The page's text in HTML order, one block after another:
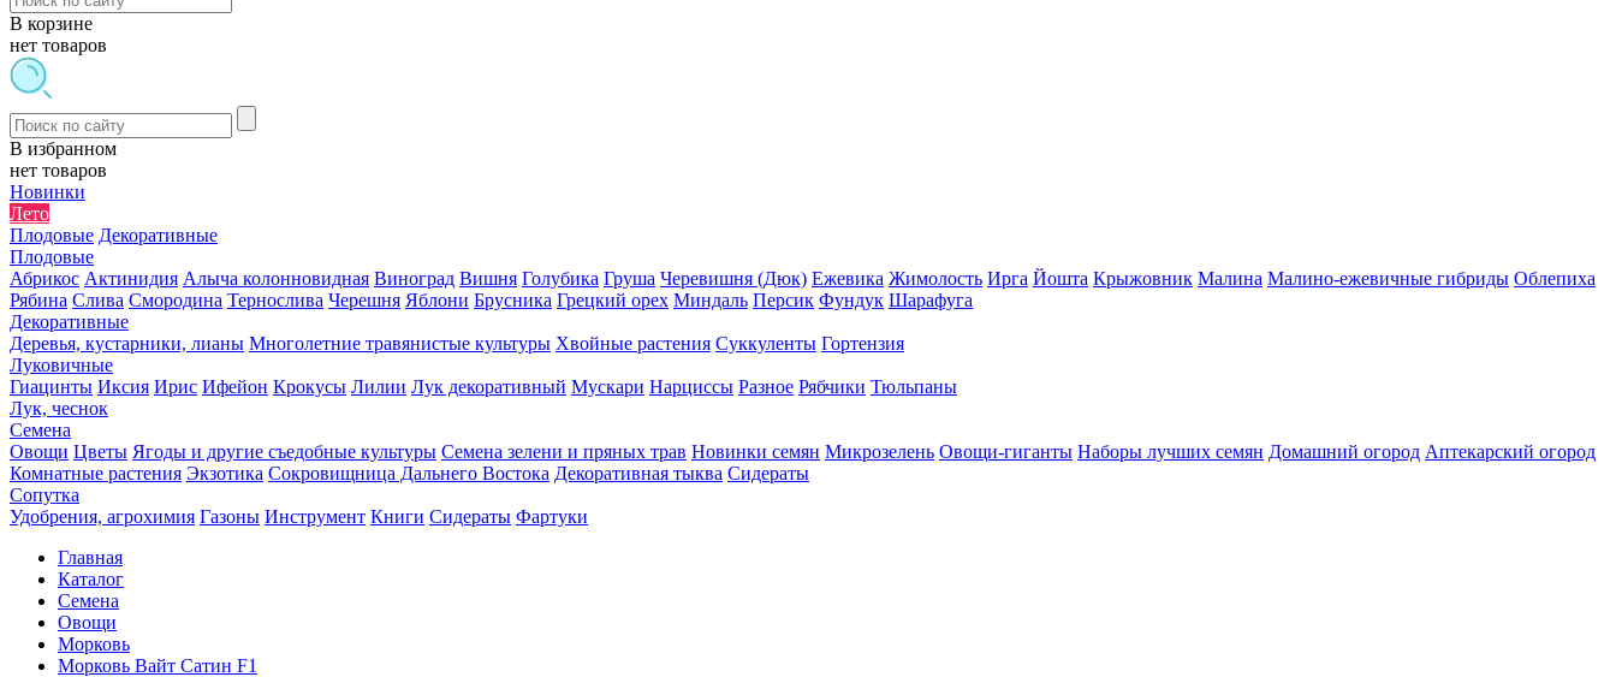
В корзине
нет товаров
В избранном
нет товаров
Новинки
Лето
Плодовые Декоративные
Плодовые
Абрикос Актинидия Алыча колонновидная Виноград Вишня Голубика Груша Черевишня (Дюк) Ежевика Жимолость Ирга Йошта Крыжовник Малина Малино-ежевичные гибриды Облепиха
Рябина Слива Смородина Тернослива Черешня Яблони Брусника Грецкий орех Миндаль Персик Фундук Шарафуга
Декоративные
Деревья, кустарники, лианы Многолетние травянистые культуры Хвойные растения Суккуленты Гортензия
Луковичные
Гиацинты Иксия Ирис Ифейон Крокусы Лилии Лук декоративный Мускари Нарциссы Разное Рябчики Тюльпаны
Лук, чеснок
Семена
Овощи Цветы Ягоды и другие съедобные культуры Семена зелени и пряных трав Новинки семян Микрозелень Овощи-гиганты Наборы лучших семян Домашний огород Аптекарский огород
Комнатные растения Экзотика Сокровищница Дальнего Востока Декоративная тыква Сидераты
Сопутка
Удобрения, агрохимия Газоны Инструмент Книги Сидераты Фартуки
Главная
Каталог
Семена
Овощи
Морковь
Морковь Вайт Сатин F1